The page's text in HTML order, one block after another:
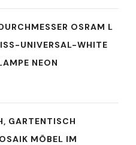
OSRAM L
UNIVERSAL-WHITE
NEON
GARTENTISCH
MÖBEL IM